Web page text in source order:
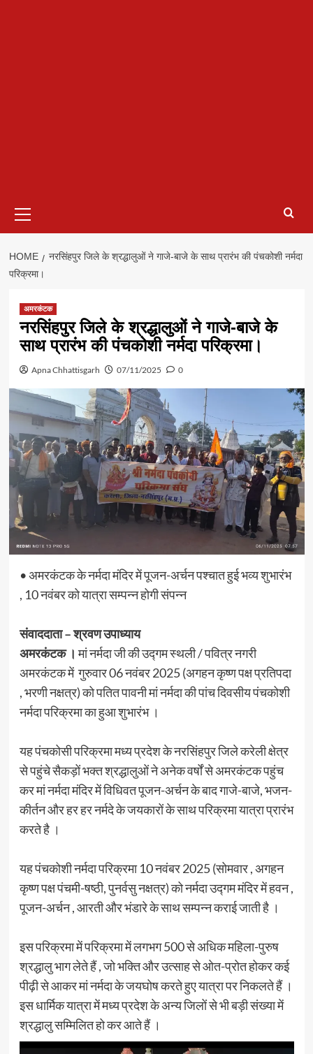
Menu
HOME
नरसिंहपुर जिले के श्रद्धालुओं ने गाजे-बाजे के साथ प्रारंभ की पंचकोशी नर्मदा
परिक्रमा।
अमरकंटक
नरसिंहपुर जिले के श्रद्धालुओं ने गाजे-बाजे के
साथ प्रारंभ की पंचकोशी नर्मदा परिक्रमा।
Apna Chhattisgarh 07/11/2025 0
• अमरकंटक के नर्मदा मंदिर में पूजन-अर्चन पश्चात हुई भव्य शुभारंभ
, 10 नवंबर को यात्रा सम्पन्न होगी संपन्न
संवाददाता – श्रवण उपाध्याय
अमरकंटक । मां नर्मदा जी की उद्गम स्थली / पवित्र नगरी
अमरकंटक में गुरुवार 06 नवंबर 2025 (अगहन कृष्ण पक्ष प्रतिपदा
, भरणी नक्षत्र) को पतित पावनी मां नर्मदा की पांच दिवसीय पंचकोशी
नर्मदा परिक्रमा का हुआ शुभारंभ ।
यह पंचकोसी परिक्रमा मध्य प्रदेश के नरसिंहपुर जिले करेली क्षेत्र
से पहुंचे सैकड़ों भक्त श्रद्धालुओं ने अनेक वर्षों से अमरकंटक पहुंच
कर मां नर्मदा मंदिर में विधिवत पूजन-अर्चन के बाद गाजे-बाजे, भजन-
कीर्तन और हर हर नर्मदे के जयकारों के साथ परिक्रमा यात्रा प्रारंभ
करते है ।
यह पंचकोशी नर्मदा परिक्रमा 10 नवंबर 2025 (सोमवार , अगहन
कृष्ण पक्ष पंचमी-षष्ठी, पुनर्वसु नक्षत्र) को नर्मदा उद्गम मंदिर में हवन ,
पूजन-अर्चन , आरती और भंडारे के साथ सम्पन्न कराई जाती है ।
इस परिक्रमा में परिक्रमा में लगभग 500 से अधिक महिला-पुरुष
श्रद्धालु भाग लेते हैं , जो भक्ति और उत्साह से ओत-प्रोत होकर कई
पीढ़ी से आकर मां नर्मदा के जयघोष करते हुए यात्रा पर निकलते हैं ।
इस धार्मिक यात्रा में मध्य प्रदेश के अन्य जिलों से भी बड़ी संख्या में
श्रद्धालु सम्मिलित हो कर आते हैं ।